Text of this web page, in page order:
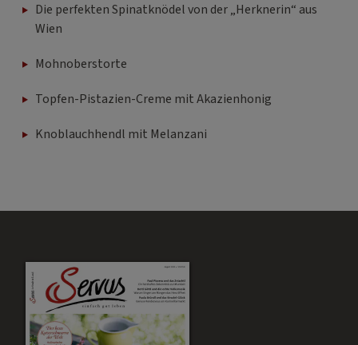
Die perfekten Spinatknödel von der „Herknerin“ aus
Wien
Mohnoberstorte
Topfen-Pistazien-Creme mit Akazienhonig
Knoblauchhendl mit Melanzani